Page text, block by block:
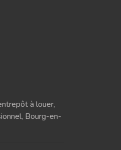
à louer,
Bourg-en-